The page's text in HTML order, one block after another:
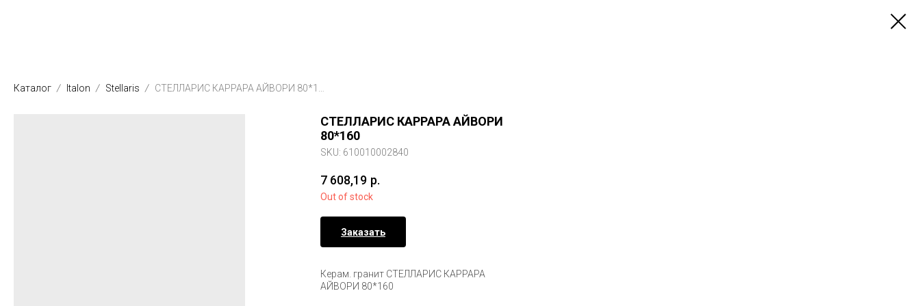
Каталог Italon Stellaris
СТЕЛЛАРИС КАРРАРА АЙВОРИ
80*160
SKU: 610010002840
7 608,19 р.
Out of stock
Заказать
Керам. гранит СТЕЛЛАРИС КАРРАРА
АЙВОРИ 80*160